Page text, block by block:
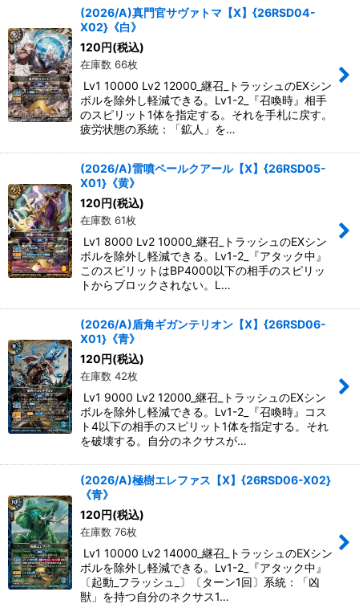
(2026/A)真門官サヴァトマ【X】{26RSD04-
X02}《白》
120円(税込)
在庫数 66枚
Lv1 10000 Lv2 12000_継召_トラッシュのEXシン
ボルを除外し軽減できる。Lv1-2_『召喚時』相手
のスピリット1体を指定する。それを手札に戻す。
疲労状態の系統：「鉱人」を…
(2026/A)雷噴ペールクアール【X】{26RSD05-
X01}《黄》
120円(税込)
在庫数 61枚
Lv1 8000 Lv2 10000_継召_トラッシュのEXシン
ボルを除外し軽減できる。Lv1-2_『アタック中』
このスピリットはBP4000以下の相手のスピリッ
トからブロックされない。L…
(2026/A)盾角ギガンテリオン【X】{26RSD06-
X01}《青》
120円(税込)
在庫数 42枚
Lv1 9000 Lv2 12000_継召_トラッシュのEXシン
ボルを除外し軽減できる。Lv1-2_『召喚時』コス
ト4以下の相手のスピリット1体を指定する。それ
を破壊する。自分のネクサスが…
(2026/A)極樹エレファス【X】{26RSD06-X02}
《青》
120円(税込)
在庫数 76枚
Lv1 10000 Lv2 14000_継召_トラッシュのEXシン
ボルを除外し軽減できる。Lv1-2_『アタック中』
〔起動_フラッシュ_〕〔ターン1回〕系統：「凶
獣」を持つ自分のネクサス1…